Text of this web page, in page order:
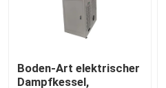
Boden-Art elektrischer
Dampfkessel,